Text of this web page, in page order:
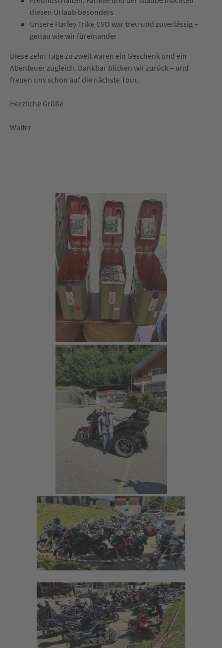
diesen Urlaub besonders
Unsere Harley Trike CVO war treu und zuverlässig –
genau wie wir füreinander
Diese zehn Tage zu zweit waren ein Geschenk und ein
Abenteuer zugleich. Dankbar blicken wir zurück – und
freuen uns schon auf die nächste Tour.
Herzliche Grüße
Walter